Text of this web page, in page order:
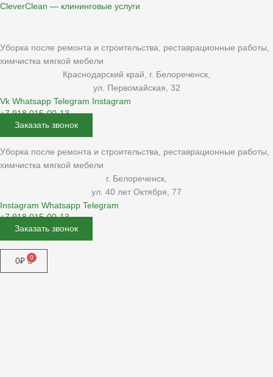
Перейти
CleverClean — клининговые услуги
Уборка после ремонта и строительства, реставрационные работы,
химчистка мягкой мебели
Краснодарский край, г. Белореченск,
ул. Первомайская, 32
Vk Whatsapp Telegram
Instagram
+7 918 015-00-13
Заказать звонок
Уборка после ремонта и строительства, реставрационные работы,
химчистка мягкой мебели
г. Белореченск,
ул. 40 лет Октября, 77
Instagram Whatsapp Telegram
+7 918 015-00-13
Заказать звонок
Меню
0₽